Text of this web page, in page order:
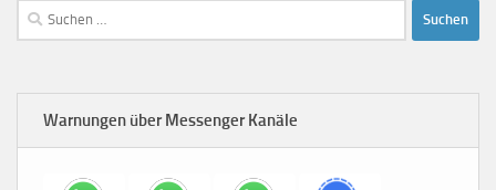
Suchen
nach:
Warnungen über Messenger Kanäle